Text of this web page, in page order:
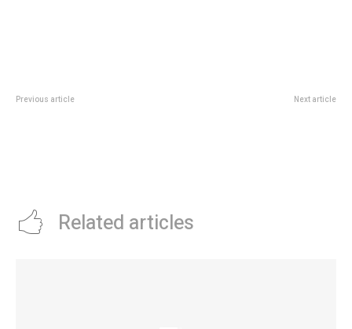
Previous article Next article
Related articles